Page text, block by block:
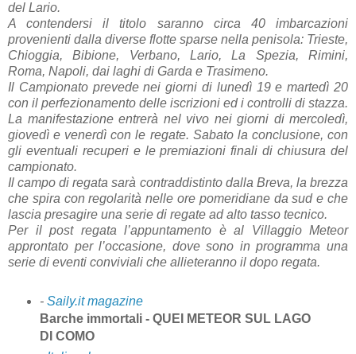
del Lario.
A contendersi il titolo saranno circa 40 imbarcazioni
provenienti dalla diverse flotte sparse nella penisola: Trieste,
Chioggia, Bibione, Verbano, Lario, La Spezia, Rimini,
Roma, Napoli, dai laghi di Garda e Trasimeno.
Il Campionato prevede nei giorni di lunedì 19 e martedì 20
con il perfezionamento delle iscrizioni ed i controlli di stazza.
La manifestazione entrerà nel vivo nei giorni di mercoledì,
giovedì e venerdì con le regate. Sabato la conclusione, con
gli eventuali recuperi e le premiazioni finali di chiusura del
campionato.
Il campo di regata sarà contraddistinto dalla Breva, la brezza
che spira con regolarità nelle ore pomeridiane da sud e che
lascia presagire una serie di regate ad alto tasso tecnico.
Per il post regata l’appuntamento è al Villaggio Meteor
approntato per l’occasione, dove sono in programma una
serie di eventi conviviali che allieteranno il dopo regata.
- Saily.it magazine
Barche immortali - QUEI METEOR SUL LAGO
DI COMO